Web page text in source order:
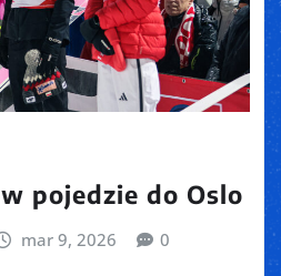
pojedzie do Oslo
mar 9, 2026 0